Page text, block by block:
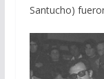
Santucho)